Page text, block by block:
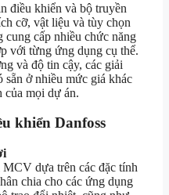
điều khiển và bộ truyền
cỡ, vật liệu và tùy chọn
cung cấp nhiều chức năng
với từng ứng dụng cụ thể.
và độ tin cậy, các giải
sẵn ở nhiều mức giá khác
của mọi dự án.
khiển Danfoss
dựa trên các đặc tính
chia cho các ứng dụng